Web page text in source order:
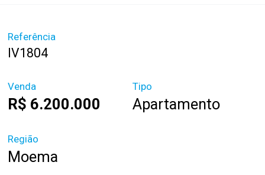
Referência
IV1804
Venda
R$ 6.200.000
Tipo
Apartamento
Região
Moema